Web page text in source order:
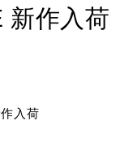
新作入荷
入荷